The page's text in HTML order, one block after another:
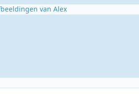
van Alex